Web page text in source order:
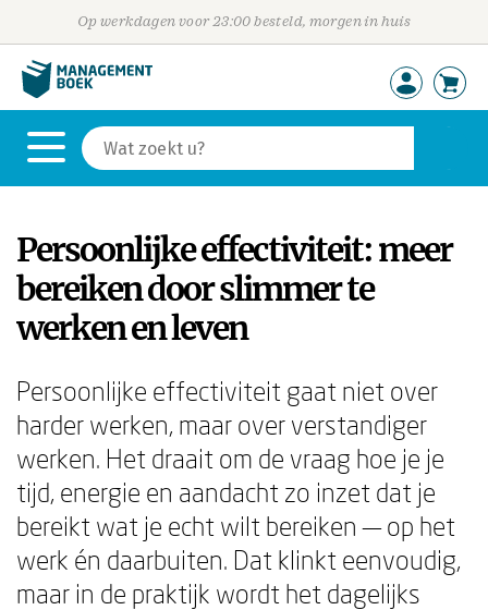
Op werkdagen voor 23:00 besteld, morgen in huis
Persoonlijke effectiviteit: meer
bereiken door slimmer te
werken en leven
Persoonlijke effectiviteit gaat niet over
harder werken, maar over verstandiger
werken. Het draait om de vraag hoe je je
tijd, energie en aandacht zo inzet dat je
bereikt wat je echt wilt bereiken — op het
werk én daarbuiten. Dat klinkt eenvoudig,
maar in de praktijk wordt het dagelijks